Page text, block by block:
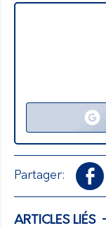
Partager:
ARTICLES LIÉS